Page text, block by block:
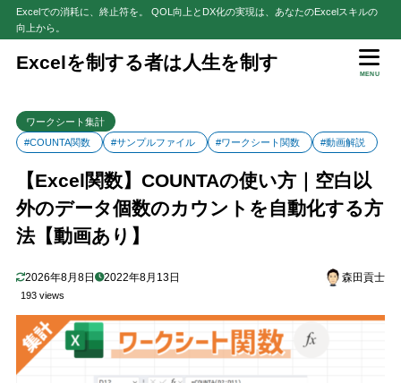
Excelでの消耗に、終止符を。 QOL向上とDX化の実現は、あなたのExcelスキルの
向上から。
Excelを制する者は人生を制す
MENU
ワークシート集計
#COUNTA関数
#サンプルファイル #ワークシート関数 #動画解説
【Excel関数】COUNTAの使い方｜空白以
外のデータ個数のカウントを自動化する方
法【動画あり】
2026年8月8日 2022年8月13日 森田貢士
193 views
目次
2 はじめに
3 COUNTA関数とは、複数セルの空白以外のデータ個数を集計する
数式
4 COUNTA関数の構文と引数の基本知識
4.1 【参考】COUNTA関数は「統計関数」
6 【応用】COUNTA関数は離れたセルも個数の集計が可能
7 【注意】例外的にカウントされてしまう「空白」もある
【補足】COUNTA関数とCOUNT関数のカウント対象の違い